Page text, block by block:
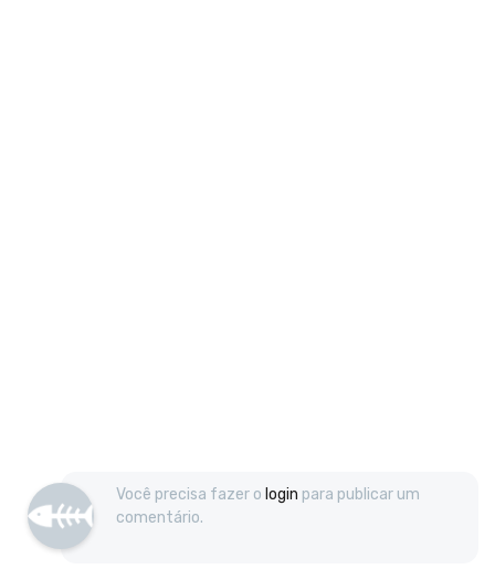
Você precisa fazer o login para publicar um
comentário.